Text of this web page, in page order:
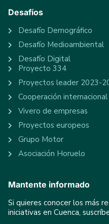
Desafíos
Desafío Demográfico
Desafío Medioambiental
Desafío Digital
Proyecto 334
Proyectos leader 2023-
Cooperación
Vivero de empresas
Proyectos europeos
Grupo Motor
Asociación Horuelo
Mantente informado
Si quieres conocer los más
iniciativas en Cuenca,